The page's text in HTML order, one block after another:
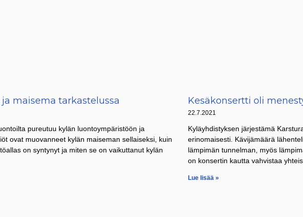
maisema tarkastelussa
pureutuu kylän luontoympäristöön ja
ovat muovanneet kylän maiseman sellaiseksi, kuin
on syntynyt ja miten se on vaikuttanut kylän
Kesäkonsertti oli
22.7.2021
Kyläyhdistyksen järjestämä
erinomaisesti. Kävijämäärä
lämpimän tunnelman, myös
on konsertin kautta vahvistaa
Lue lisää »